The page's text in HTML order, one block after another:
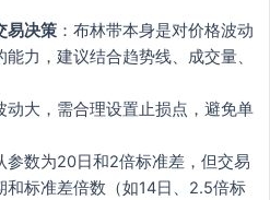
易决策 ：布林带本身是对价格波动
力，建议结合趋势线、成交量、
动大，需合理设置止损点，避免单
参数为20日和2倍标准差，但交易
和标准差倍数（如14日、2.5倍标